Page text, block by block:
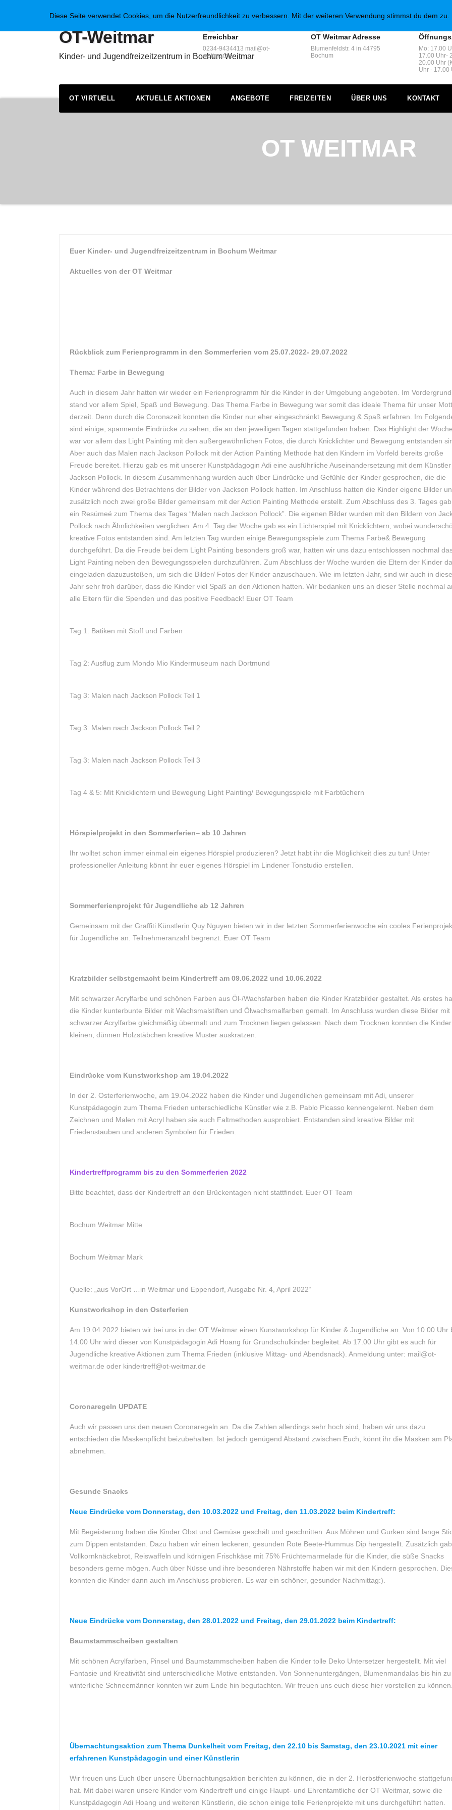
springen
OT-Weitmar
Kinder- und Jugendfreizeitzentrum in Bochum Weitmar
Erreichbar
0234-9434413 mail@ot-
weitmar.de
OT Weitmar Adresse
Blumenfeldstr. 4 in 44795
Bochum
Mo: 17.00
17.00 Uhr-
20.00 Uhr
Uhr - 17.00
OT VIRTUELL AKTUELLE AKTIONEN ANGEBOTE FREIZEITEN ÜBER UNS KONTAKT
OT WEITMAR
Euer Kinder- und Jugendfreizeitzentrum in Bochum Weitmar
Aktuelles von der OT Weitmar
Rückblick zum Ferienprogramm in den Sommerferien vom 25.07.2022- 29.07.2022
Thema: Farbe in Bewegung
Auch in diesem Jahr hatten wir wieder ein Ferienprogramm für die Kinder in der Umgebung angeboten. Im Vordergrund
stand vor allem Spiel, Spaß und Bewegung. Das Thema Farbe in Bewegung war somit das ideale Thema für unser
derzeit. Denn durch die Coronazeit konnten die Kinder nur eher eingeschränkt Bewegung & Spaß erfahren. Im
sind einige, spannende Eindrücke zu sehen, die an den jeweiligen Tagen stattgefunden haben. Das Highlight der
war vor allem das Light Painting mit den außergewöhnlichen Fotos, die durch Knicklichter und Bewegung entstanden
Aber auch das Malen nach Jackson Pollock mit der Action Painting Methode hat den Kindern im Vorfeld bereits große
Freude bereitet. Hierzu gab es mit unserer Kunstpädagogin Adi eine ausführliche Auseinandersetzung mit dem Künstler
Jackson Pollock. In diesem Zusammenhang wurden auch über Eindrücke und Gefühle der Kinder gesprochen, die die
Kinder während des Betrachtens der Bilder von Jackson Pollock hatten. Im Anschluss hatten die Kinder eigene Bilder
zusätzlich noch zwei große Bilder gemeinsam mit der Action Painting Methode erstellt. Zum Abschluss des 3. Tages
ein Resümeé zum Thema des Tages “Malen nach Jackson Pollock”. Die eigenen Bilder wurden mit den Bildern von
Pollock nach Ähnlichkeiten verglichen. Am 4. Tag der Woche gab es ein Lichterspiel mit Knicklichtern, wobei
kreative Fotos entstanden sind. Am letzten Tag wurden einige Bewegungsspiele zum Thema Farbe& Bewegung
durchgeführt. Da die Freude bei dem Light Painting besonders groß war, hatten wir uns dazu entschlossen nochmal
Light Painting neben den Bewegungsspielen durchzuführen. Zum Abschluss der Woche wurden die Eltern der Kinder
eingeladen dazuzustoßen, um sich die Bilder/ Fotos der Kinder anzuschauen. Wie im letzten Jahr, sind wir auch in
Jahr sehr froh darüber, dass die Kinder viel Spaß an den Aktionen hatten. Wir bedanken uns an dieser Stelle nochmal
alle Eltern für die Spenden und das positive Feedback! Euer OT Team
Tag 1: Batiken mit Stoff und Farben
Tag 2: Ausflug zum Mondo Mio Kindermuseum nach Dortmund
Tag 3: Malen nach Jackson Pollock Teil 1
Tag 3: Malen nach Jackson Pollock Teil 2
Tag 3: Malen nach Jackson Pollock Teil 3
Tag 4 & 5: Mit Knicklichtern und Bewegung Light Painting/ Bewegungsspiele mit Farbtüchern
Hörspielprojekt in den Sommerferien– ab 10 Jahren
Ihr wolltet schon immer einmal ein eigenes Hörspiel produzieren? Jetzt habt ihr die Möglichkeit dies zu tun! Unter
professioneller Anleitung könnt ihr euer eigenes Hörspiel im Lindener Tonstudio erstellen.
Sommerferienprojekt für Jugendliche ab 12 Jahren
Gemeinsam mit der Graffiti Künstlerin Quy Nguyen bieten wir in der letzten Sommerferienwoche ein cooles
für Jugendliche an. Teilnehmeranzahl begrenzt. Euer OT Team
Kratzbilder selbstgemacht beim Kindertreff am 09.06.2022 und 10.06.2022
Mit schwarzer Acrylfarbe und schönen Farben aus Öl-/Wachsfarben haben die Kinder Kratzbilder gestaltet. Als erstes
die Kinder kunterbunte Bilder mit Wachsmalstiften und Ölwachsmalfarben gemalt. Im Anschluss wurden diese Bilder mit
schwarzer Acrylfarbe gleichmäßig übermalt und zum Trocknen liegen gelassen. Nach dem Trocknen konnten die
kleinen, dünnen Holzstäbchen kreative Muster auskratzen.
Eindrücke vom Kunstworkshop am 19.04.2022
In der 2. Osterferienwoche, am 19.04.2022 haben die Kinder und Jugendlichen gemeinsam mit Adi, unserer
Kunstpädagogin zum Thema Frieden unterschiedliche Künstler wie z.B. Pablo Picasso kennengelernt. Neben dem
Zeichnen und Malen mit Acryl haben sie auch Faltmethoden ausprobiert. Entstanden sind kreative Bilder mit
Friedenstauben und anderen Symbolen für Frieden.
Kindertreffprogramm bis zu den Sommerferien 2022
Bitte beachtet, dass der Kindertreff an den Brückentagen nicht stattfindet. Euer OT Team
Bochum Weitmar Mitte
Bochum Weitmar Mark
Quelle: „aus VorOrt …in Weitmar und Eppendorf, Ausgabe Nr. 4, April 2022“
Kunstworkshop in den Osterferien
Am 19.04.2022 bieten wir bei uns in der OT Weitmar einen Kunstworkshop für Kinder & Jugendliche an. Von 10.00 Uhr
14.00 Uhr wird dieser von Kunstpädagogin Adi Hoang für Grundschulkinder begleitet. Ab 17.00 Uhr gibt es auch für
Jugendliche kreative Aktionen zum Thema Frieden (inklusive Mittag- und Abendsnack). Anmeldung unter: mail@ot-
weitmar.de oder kindertreff@ot-weitmar.de
Coronaregeln UPDATE
Auch wir passen uns den neuen Coronaregeln an. Da die Zahlen allerdings sehr hoch sind, haben wir uns dazu
entschieden die Maskenpflicht beizubehalten. Ist jedoch genügend Abstand zwischen Euch, könnt ihr die Masken am
abnehmen.
Gesunde Snacks
Neue Eindrücke vom Donnerstag, den 10.03.2022 und Freitag, den 11.03.2022 beim Kindertreff:
Mit Begeisterung haben die Kinder Obst und Gemüse geschält und geschnitten. Aus Möhren und Gurken sind lange
zum Dippen entstanden. Dazu haben wir einen leckeren, gesunden Rote Beete-Hummus Dip hergestellt. Zusätzlich
Vollkornknäckebrot, Reiswaffeln und körnigen Frischkäse mit 75% Früchtemarmelade für die Kinder, die süße Snacks
besonders gerne mögen. Auch über Nüsse und ihre besonderen Nährstoffe haben wir mit den Kindern gesprochen.
konnten die Kinder dann auch im Anschluss probieren. Es war ein schöner, gesunder Nachmittag:).
Neue Eindrücke vom Donnerstag, den 28.01.2022 und Freitag, den 29.01.2022 beim Kindertreff:
Baumstammscheiben gestalten
Mit schönen Acrylfarben, Pinsel und Baumstammscheiben haben die Kinder tolle Deko Untersetzer hergestellt. Mit viel
Fantasie und Kreativität sind unterschiedliche Motive entstanden. Von Sonnenuntergängen, Blumenmandalas bis hin zu
winterliche Schneemänner konnten wir zum Ende hin begutachten. Wir freuen uns euch diese hier vorstellen zu
Übernachtungsaktion zum Thema Dunkelheit vom Freitag, den 22.10 bis Samstag, den 23.10.2021 mit einer
erfahrenen Kunstpädagogin und einer Künstlerin
Wir freuen uns Euch über unsere Übernachtungsaktion berichten zu können, die in der 2. Herbstferienwoche
hat. Mit dabei waren unsere Kinder vom Kindertreff und einige Haupt- und Ehrentamtliche der OT Weitmar, sowie die
Kunstpädagogin Adi Hoang und weiteren Künstlerin, die schon einige tolle Ferienprojekte mit uns durchgeführt hatten.
Diese Seite verwendet Cookies, um die Nutzerfreundlichkeit zu verbessern. Mit der weiteren Verwendung stimmst du dem zu.